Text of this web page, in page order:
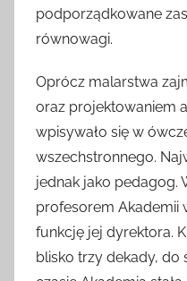
podporządkowane
równowagi.
Oprócz malarstwa
oraz projektowaniem
wpisywało się w
wszechstronnego.
jednak jako pedagog.
profesorem Akademii
funkcję jej dyrektora.
blisko trzy dekady, do